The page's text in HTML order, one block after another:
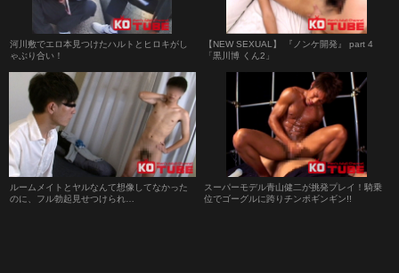
河川敷でエロ本見つけたハルトとヒロキがし
ゃぶり合い！
【NEW SEXUAL】 『ノンケ開発』 part 4
「黒川博 くん2」
ルームメイトとヤルなんて想像してなかった
のに、フル勃起見せつけられ…
スーパーモデル青山健二が挑発プレイ！騎乗
位でゴーグルに跨りチンポギンギン!!